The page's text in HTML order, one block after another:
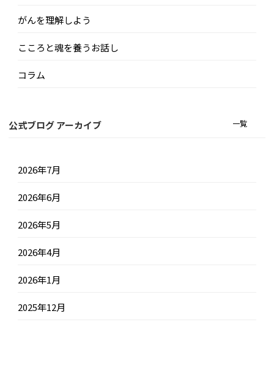
がんを理解しよう
こころと魂を養うお話し
コラム
公式ブログ アーカイブ 一覧
2026年7月
2026年6月
2026年5月
2026年4月
2026年1月
2025年12月